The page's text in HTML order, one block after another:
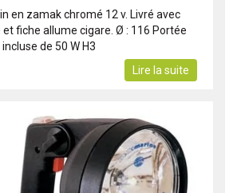
en zamak chromé 12 v. Livré avec
fiche allume cigare. Ø : 116 Portée
de 50 W H3
Lire la suite